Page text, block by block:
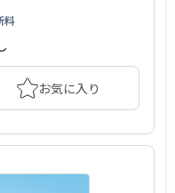
料
お気に入り